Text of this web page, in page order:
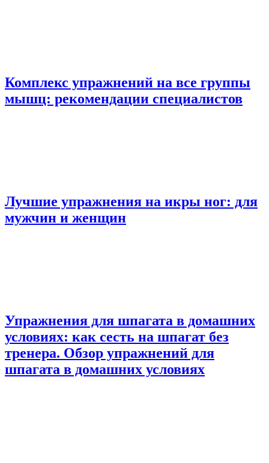
Комплекс упражнений на все группы
мышц: рекомендации специалистов
Лучшие упражнения на икры ног: для
мужчин и женщин
Упражнения для шпагата в домашних
условиях: как сесть на шпагат без
тренера. Обзор упражнений для
шпагата в домашних условиях